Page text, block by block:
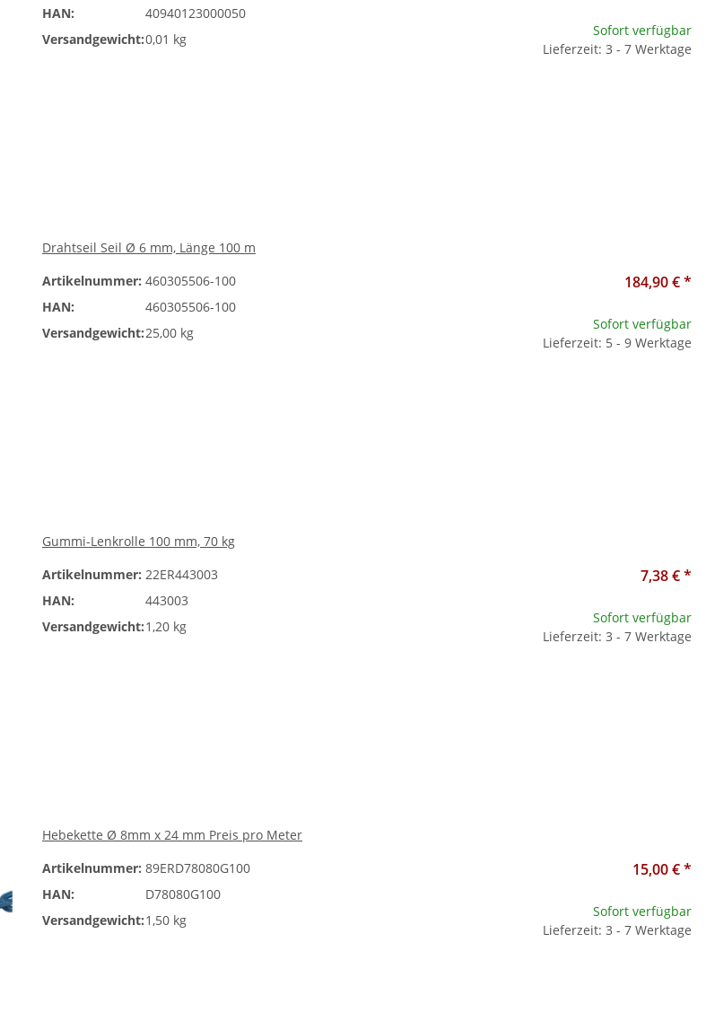
HAN:
40940123000050
Versandgewicht:0,01 kg
Sofort verfügbar
Lieferzeit: 3 - 7 Werktage
Drahtseil Seil Ø 6 mm, Länge 100 m
Artikelnummer: 460305506-100
HAN:
460305506-100
Versandgewicht:25,00 kg
184,90 €*
Sofort verfügbar
Lieferzeit: 5 - 9 Werktage
Gummi-Lenkrolle 100 mm, 70 kg
Artikelnummer: 22ER443003
HAN:
443003
Versandgewicht:1,20 kg
7,38 €*
Sofort verfügbar
Lieferzeit: 3 - 7 Werktage
Hebekette Ø 8mm x 24 mm Preis pro Meter
Artikelnummer: 89ERD78080G100
HAN:
D78080G100
Versandgewicht:1,50 kg
15,00 €*
Sofort verfügbar
Lieferzeit: 3 - 7 Werktage